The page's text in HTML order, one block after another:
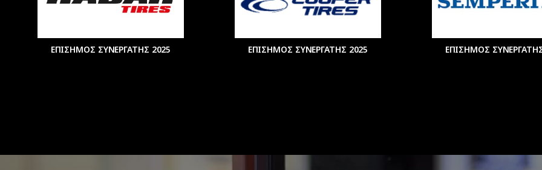
ΕΠΙΣΗΜΟΣ ΣΥΝΕΡΓΑΤΗΣ 2025 ΕΠΙΣΗΜΟΣ ΣΥΝΕΡΓΑΤΗΣ 2025 ΕΠΙΣΗΜΟΣ